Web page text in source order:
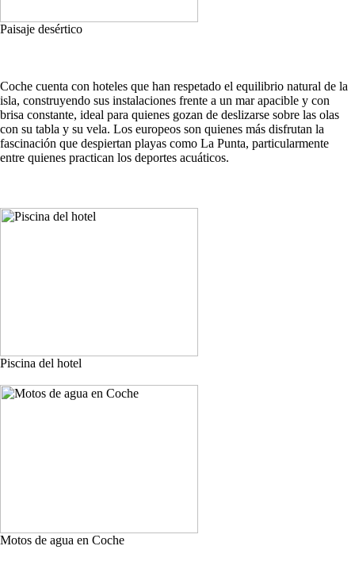
Paisaje desértico
Coche cuenta con hoteles que han respetado el equilibrio natural de la
isla, construyendo sus instalaciones frente a un mar apacible y con
brisa constante, ideal para quienes gozan de deslizarse sobre las olas
con su tabla y su vela. Los europeos son quienes más disfrutan la
fascinación que despiertan playas como La Punta, particularmente
entre quienes practican los deportes acuáticos.
Piscina del hotel
Motos de agua en Coche